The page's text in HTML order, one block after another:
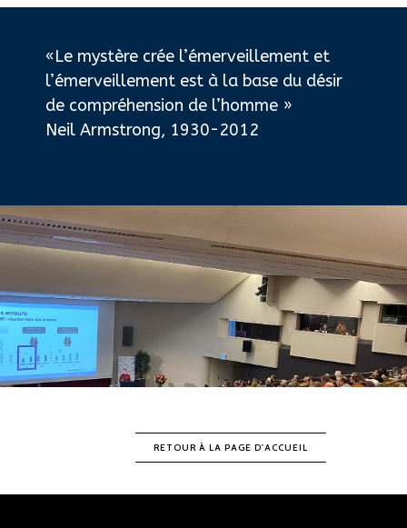
«Le mystère crée l’émerveillement et
l’émerveillement est à la base du désir
de compréhension de l’homme »
Neil Armstrong, 1930-2012
RETOUR À LA PAGE D'ACCUEIL